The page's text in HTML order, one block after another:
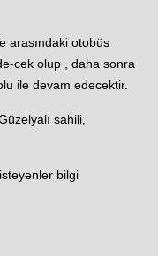
arasındaki otobüs
cek olup , daha sonra
ile devam edecektir.
sahili,
bilgi